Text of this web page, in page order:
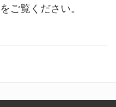
をご覧ください。